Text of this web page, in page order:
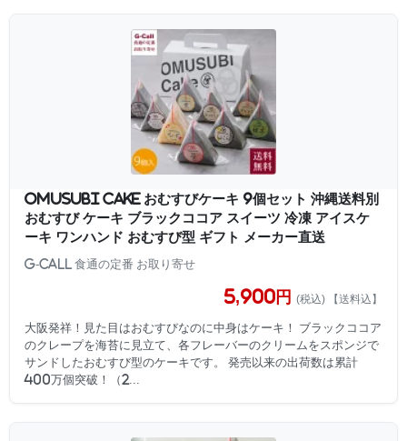
OMUSUBI Cake おむすびケーキ 9個セット 沖縄送料別
おむすび ケーキ ブラックココア スイーツ 冷凍 アイスケ
ーキ ワンハンド おむすび型 ギフト メーカー直送
G-Call 食通の定番 お取り寄せ
5,900円 (税込) 【送料込】
大阪発祥！見た目はおむすびなのに中身はケーキ！ ブラックココア
のクレープを海苔に見立て、各フレーバーのクリームをスポンジで
サンドしたおむすび型のケーキです。 発売以来の出荷数は累計
400万個突破！（2...